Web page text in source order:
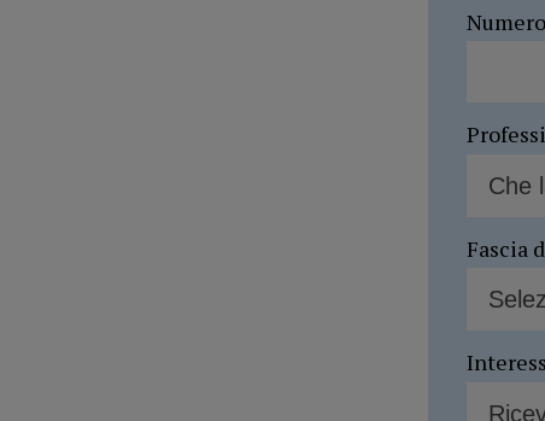
Fascia